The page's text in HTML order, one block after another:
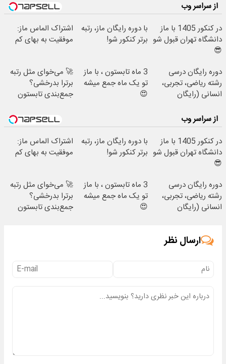
از سراسر وب
در کنکور 1405 با ماز
دانشگاه تهران قبول شو
😎
با دوره رایگان ماز، رتبه
برتر کنکور شو!
اشتراک الماس ماز:
موفقیت به بهای کم
دوره رایگان درسی
رشته ریاضی، تجربی،
انسانی (رایگان
3 ماه تابستون ، با ماز
تو یک ماه جمع میشه
😍
🚀 می‌خوای مثل رتبه
برترا بدرخشی؟
جمع‌بندی تابستون
از سراسر وب
در کنکور 1405 با ماز
دانشگاه تهران قبول شو
😎
با دوره رایگان ماز، رتبه
برتر کنکور شو!
اشتراک الماس ماز:
موفقیت به بهای کم
دوره رایگان درسی
رشته ریاضی، تجربی،
انسانی (رایگان
3 ماه تابستون ، با ماز
تو یک ماه جمع میشه
😍
🚀 می‌خوای مثل رتبه
برترا بدرخشی؟
جمع‌بندی تابستون
ارسال نظر